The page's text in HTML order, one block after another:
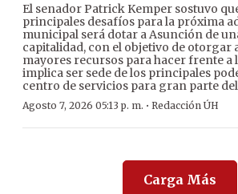
El senador Patrick Kemper sostuvo
principales desafíos para la próxima
municipal será dotar a Asunción de
capitalidad, con el objetivo de otorgar
mayores recursos para hacer frente a
implica ser sede de los principales
centro de servicios para gran parte
Agosto 7, 2026 05:13 p. m. · Redacción ÚH
Carga Más